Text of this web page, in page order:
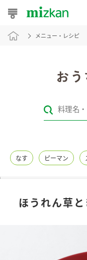
おうちレシピ
レシピカテゴリ一覧
レシピ名特集
商品情報
メニュー・レシピ
なす ピーマン
ほうれん草